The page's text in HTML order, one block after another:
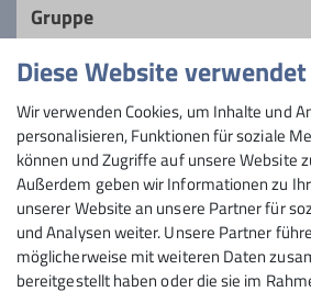
Gruppe
Gipfelstürmer
Abenteuerlustige,
Naturfreunde im Alter von
Details
Diese Website
Wir verwenden Cookies, um Inhalte und
personalisieren, Funktionen für soziale
können und Zugriffe auf unsere Website
Außerdem geben wir Informationen zu
unserer Website an unsere Partner für
und Analysen weiter. Unsere Partner
möglicherweise mit weiteren Daten
bereitgestellt haben oder die sie im